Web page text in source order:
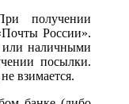
получении
России».
или наличными
посылки.
взимается.